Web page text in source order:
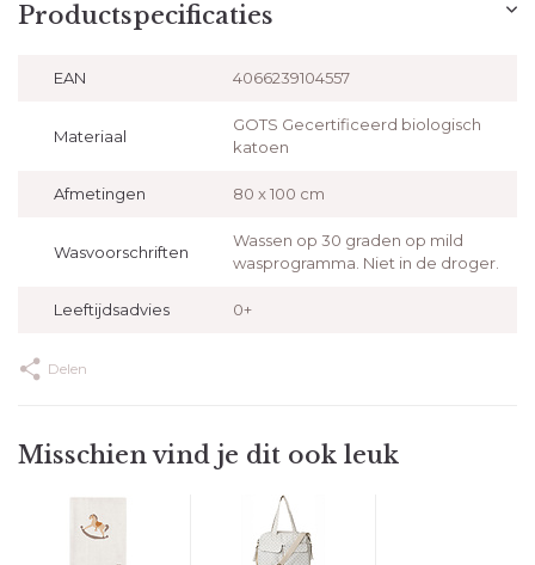
Productspecificaties
EAN 4066239104557
Materiaal
GOTS Gecertificeerd biologisch
katoen
Afmetingen 80 x 100 cm
Wasvoorschriften
Wassen op 30 graden op mild
wasprogramma. Niet in de droger.
Leeftijdsadvies 0+
Delen
Misschien vind je dit ook leuk